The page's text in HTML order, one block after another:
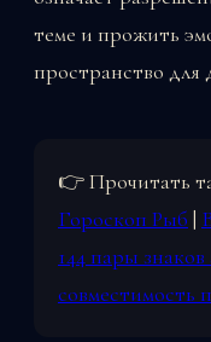
теме и прожить
пространство для
👉 Прочитать
Гороскоп Рыб |
144 пары
совместимость